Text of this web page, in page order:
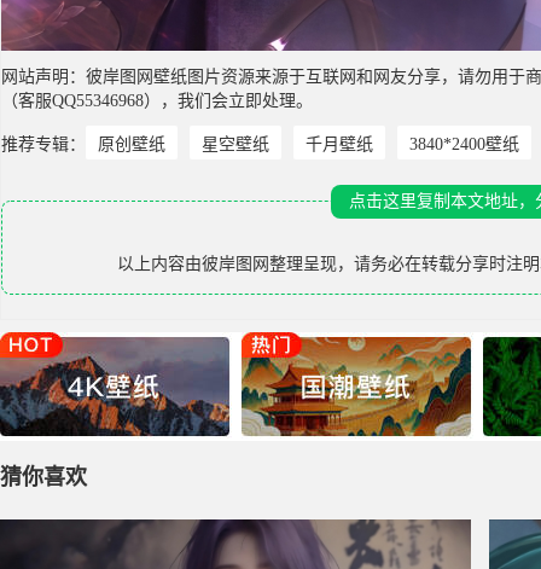
网站声明：彼岸图网壁纸图片资源来源于互联网和网友分享，请勿用
（客服QQ55346968），我们会立即处理。
推荐专辑： 原创壁纸 星空壁纸 千月壁纸 3840*2400壁纸
点击这里复制本文地址
以上内容由彼岸图网 整理呈现，请务必在转载分享时注
猜你喜欢